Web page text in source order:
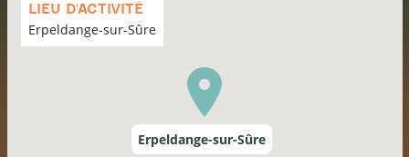
LIEU D'ACTIVITÉ
Erpeldange-sur-Sûre
carte
Erpeldange-sur-Sûre